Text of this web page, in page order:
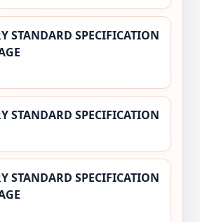
STANDARD SPECIFICATION
STANDARD SPECIFICATION
STANDARD SPECIFICATION